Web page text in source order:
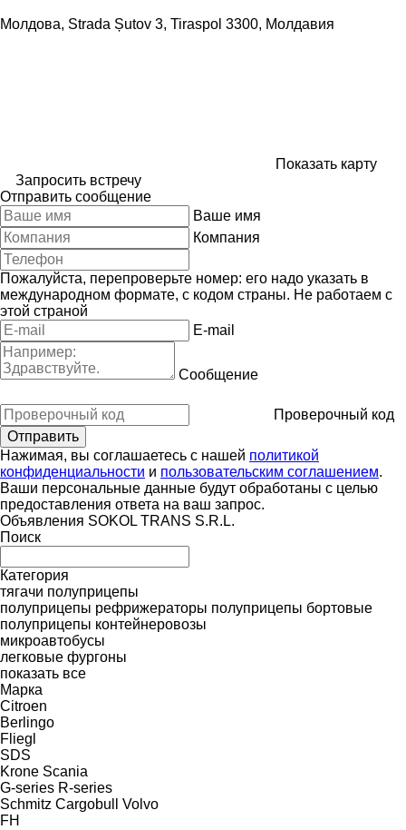
Молдова, Strada Șutov 3, Tiraspol 3300, Молдавия
Показать карту
Запросить встречу
Отправить сообщение
Ваше имя
Компания
Пожалуйста, перепроверьте номер: его надо указать в
международном формате, с кодом страны. Не работаем с
этой страной
E-mail
Сообщение
Проверочный код
Нажимая, вы соглашаетесь с нашей политикой
конфиденциальности и пользовательским соглашением.
Ваши персональные данные будут обработаны с целью
предоставления ответа на ваш запрос.
Объявления SOKOL TRANS S.R.L.
Поиск
Категория
тягачи полуприцепы
полуприцепы рефрижераторы полуприцепы бортовые
полуприцепы контейнеровозы
микроавтобусы
легковые фургоны
показать все
Марка
Citroen
Berlingo
Fliegl
SDS
Krone Scania
G-series R-series
Schmitz Cargobull
Volvo
FH